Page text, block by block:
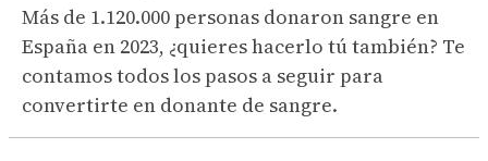
Más de 1.120.000 personas donaron sangre en
España en 2023, ¿quieres hacerlo tú también? Te
contamos todos los pasos a seguir para
convertirte en donante de sangre.